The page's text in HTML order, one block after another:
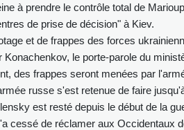
à prendre le contrôle total de
de prise de décision" à Kiev.
et de frappes des forces
le porte-parole du
des frappes seront menées par
russe s'est retenue de faire
est resté depuis le début de la
cessé de réclamer aux Occidentaux